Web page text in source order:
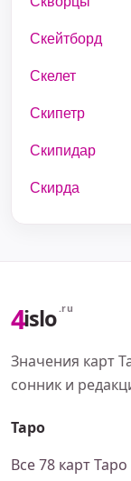
Скейтборд
Скелет
Скипетр
Скипидар
Скирда
4islo .ru
Значения карт
сонник и
Таро
Все 78 карт Таро